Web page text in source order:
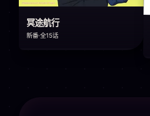
冥途航行
新番·全15话